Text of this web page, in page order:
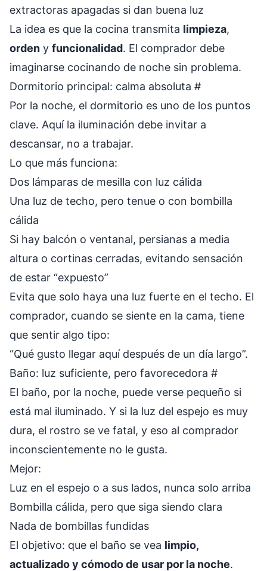
extractoras apagadas si dan buena luz
La idea es que la cocina transmita limpieza,
orden y funcionalidad. El comprador debe
imaginarse cocinando de noche sin problema.
Dormitorio principal: calma absoluta #
Por la noche, el dormitorio es uno de los puntos
clave. Aquí la iluminación debe invitar a
descansar, no a trabajar.
Lo que más funciona:
Dos lámparas de mesilla con luz cálida
Una luz de techo, pero tenue o con bombilla
cálida
Si hay balcón o ventanal, persianas a media
altura o cortinas cerradas, evitando sensación
de estar “expuesto”
Evita que solo haya una luz fuerte en el techo. El
comprador, cuando se siente en la cama, tiene
que sentir algo tipo:
“Qué gusto llegar aquí después de un día largo”.
Baño: luz suficiente, pero favorecedora #
El baño, por la noche, puede verse pequeño si
está mal iluminado. Y si la luz del espejo es muy
dura, el rostro se ve fatal, y eso al comprador
inconscientemente no le gusta.
Mejor:
Luz en el espejo o a sus lados, nunca solo arriba
Bombilla cálida, pero que siga siendo clara
Nada de bombillas fundidas
El objetivo: que el baño se vea limpio,
actualizado y cómodo de usar por la noche.